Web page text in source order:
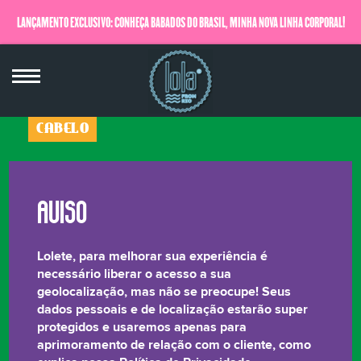
LANÇAMENTO EXCLUSIVO: CONHEÇA BABADOS DO BRASIL, MINHA NOVA LINHA CORPORAL!
QUERO SABER MAIS
CABELO
Rapunzel
★★★★★
Tá aí, seu cabelo não anda nem desanda de jeito
nenhum e você quer arrancar o que resta deles?
Relaxa, darling! Com nosso tratamento que não cresce
Lolete, para melhorar sua experiência é
necessário liberar o acesso a sua
geolocalização, mas não se preocupe! Seus
dados pessoais e de localização estarão super
protegidos e usaremos apenas para
aprimoramento de relação com o cliente, como